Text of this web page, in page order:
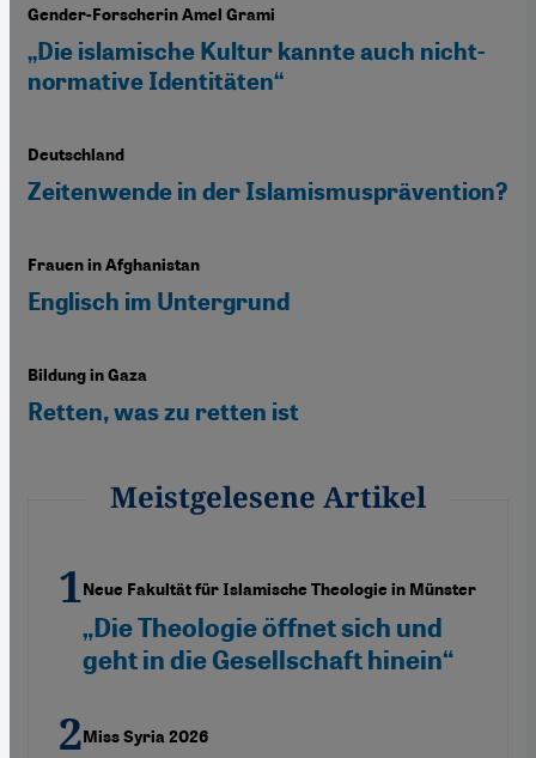
Gender-Forscherin Amel Grami
„Die islamische Kultur kannte auch nicht-
normative Identitäten“
Deutschland
Zeitenwende in der Islamismusprävention?
Frauen in Afghanistan
Englisch im Untergrund
Bildung in Gaza
Retten, was zu retten ist
Meistgelesene Artikel
Neue Fakultät für Islamische Theologie in Münster
„Die Theologie öffnet sich und
geht in die Gesellschaft hinein“
Miss Syria 2026